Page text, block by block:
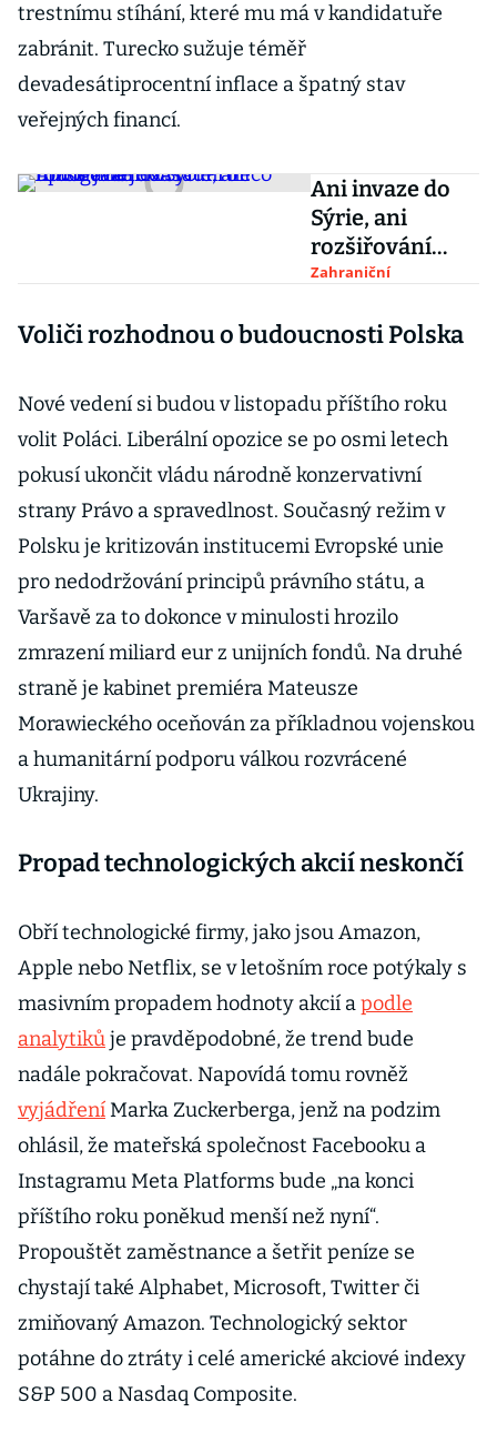
trestnímu stíhání, které mu má v kandidatuře
zabránit. Turecko sužuje téměř
devadesátiprocentní inflace a špatný stav
veřejných financí.
Ani invaze do
Sýrie, ani
rozšiřování
NATO. Pro
zásadní něco
Zahraniční
Voliči rozhodnou o budoucnosti Polska
Nové vedení si budou v listopadu příštího roku
volit Poláci. Liberální opozice se po osmi letech
pokusí ukončit vládu národně konzervativní
strany Právo a spravedlnost. Současný režim v
Polsku je kritizován institucemi Evropské unie
pro nedodržování principů právního státu, a
Varšavě za to dokonce v minulosti hrozilo
zmrazení miliard eur z unijních fondů. Na druhé
straně je kabinet premiéra Mateusze
Morawieckého oceňován za příkladnou vojenskou
a humanitární podporu válkou rozvrácené
Ukrajiny.
Propad technologických akcií neskončí
Obří technologické firmy, jako jsou Amazon,
Apple nebo Netflix, se v letošním roce potýkaly s
masivním propadem hodnoty akcií apodle
analytikůje pravděpodobné, že trend bude
nadále pokračovat. Napovídá tomu rovněž
vyjádřeníMarka Zuckerberga, jenž na podzim
ohlásil, že mateřská společnost Facebooku a
Instagramu Meta Platforms bude „na konci
příštího roku poněkud menší než nyní“.
Propouštět zaměstnance a šetřit peníze se
chystají také Alphabet, Microsoft, Twitter či
zmiňovaný Amazon. Technologický sektor
potáhne do ztráty i celé americké akciové indexy
S&P 500 a Nasdaq Composite.